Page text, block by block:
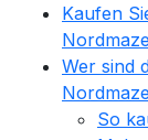
Kaufen
Wer sind
So